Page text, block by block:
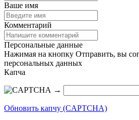
Ваше имя
Комментарий
Персональные данные
Нажимая на кнопку Отправить, вы
персональных данных
Капча
→
Обновить капчу (CAPTCHA)